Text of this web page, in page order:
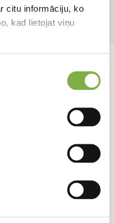
citu informāciju, ko
kad lietojat viņu
tips